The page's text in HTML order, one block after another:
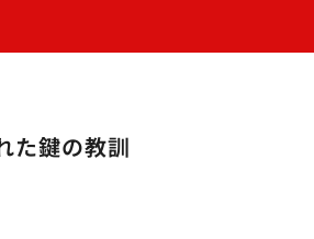
た鍵の教訓